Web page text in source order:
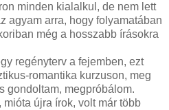
minden kialalkul, de nem lett
agyam arra, hogy folyamatában
még a hosszabb írásokra
regényterv a fejemben, ezt
romantika kurzuson, meg
gondoltam, megpróbálom.
újra írok, volt már több